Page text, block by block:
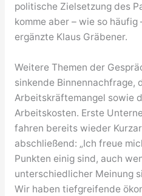
politische Zielsetzung des
komme aber – wie so häufig
ergänzte Klaus Gräbener.
Weitere Themen der
sinkende Binnennachfrage,
Arbeitskräftemangel sowie
Arbeitskosten. Erste
fahren bereits wieder
abschließend: „Ich freue
Punkten einig sind, auch
unterschiedlicher Meinung
Wir haben tiefgreifende